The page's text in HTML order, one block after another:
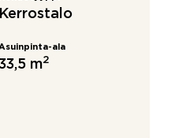
Kerrostalo
ala
m2